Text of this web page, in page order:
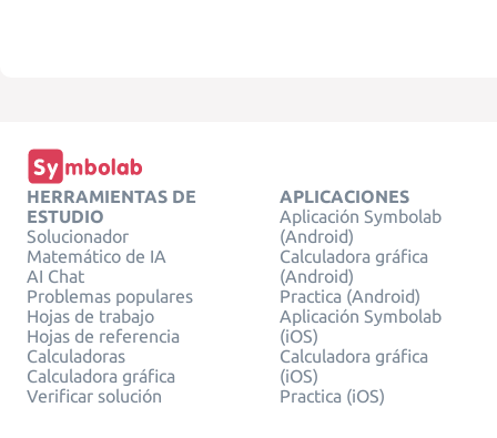
HERRAMIENTAS DE
ESTUDIO
Solucionador
Matemático de IA
AI Chat
Problemas populares
Hojas de trabajo
Hojas de referencia
Calculadoras
Calculadora gráfica
Verificar solución
APLICACIONES
Aplicación Symbolab
(Android)
Calculadora gráfica
(Android)
Practica (Android)
Aplicación Symbolab
(iOS)
Calculadora gráfica
(iOS)
Practica (iOS)